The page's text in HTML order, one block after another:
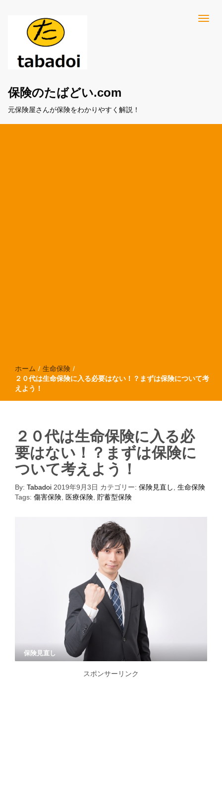
保険のたばどい.com
元保険屋さんが保険をわかりやすく解説！
ホーム / 生命保険 /
２０代は生命保険に入る必要はない！？まずは保険について考
えよう！
２０代は生命保険に入る必
要はない！？まずは保険に
ついて考えよう！
By: Tabadoi 2019年9月3日 カテゴリー: 保険見直し
生命保険
Tags: 傷害保険 医療保険 貯蓄型保険
保険見直し
スポンサーリンク